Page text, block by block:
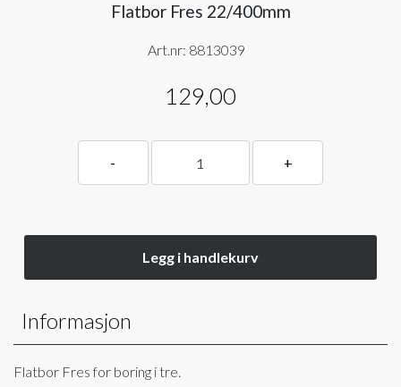
Flatbor Fres 22/400mm
Art.nr: 8813039
129,00
Legg i handlekurv
Informasjon
Flatbor Fres for boring i tre.